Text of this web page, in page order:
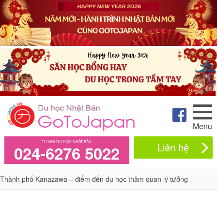
Menu
TƯ VẤN DU HỌC NHẬT BẢN
024-6276 5022 Liên hệ
Thành phố Kanazawa – điểm đến du học thăm quan lý tưởng